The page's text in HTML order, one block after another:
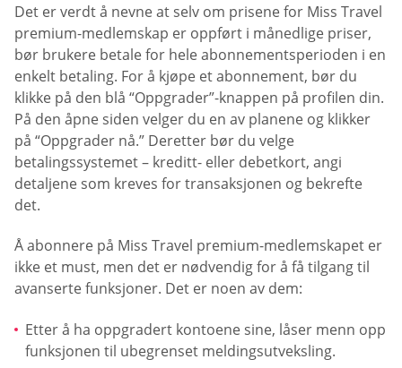
Det er verdt å nevne at selv om prisene for Miss Travel
premium-medlemskap er oppført i månedlige priser,
bør brukere betale for hele abonnementsperioden i en
enkelt betaling. For å kjøpe et abonnement, bør du
klikke på den blå “Oppgrader”-knappen på profilen din.
På den åpne siden velger du en av planene og klikker
på “Oppgrader nå.” Deretter bør du velge
betalingssystemet – kreditt- eller debetkort, angi
detaljene som kreves for transaksjonen og bekrefte
det.
Å abonnere på Miss Travel premium-medlemskapet er
ikke et must, men det er nødvendig for å få tilgang til
avanserte funksjoner. Det er noen av dem:
Etter å ha oppgradert kontoene sine, låser menn opp
funksjonen til ubegrenset meldingsutveksling.